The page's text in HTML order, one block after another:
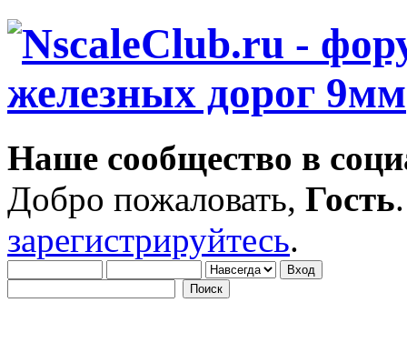
Наше сообщество в
Добро пожаловать, Гость
зарегистрируйтесь.